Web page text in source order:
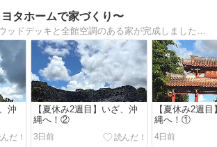
タホームで家づくり〜
沖
【夏休み2週目】いざ、沖
縄へ！②
3日前
【夏休み2週
縄へ！①
4日前